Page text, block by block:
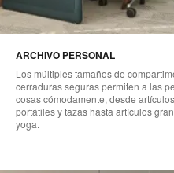
ARCHIVO PERSONAL​
Los múltiples tamaños de
cerraduras seguras permiten a las
cosas cómodamente, desde
portátiles y tazas hasta artículos
yoga.